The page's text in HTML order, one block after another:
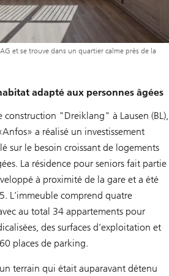
et se trouve dans un quartier calme près de la
adapté aux personnes âgées
"Dreiklang" à Lausen (BL),
a réalisé un investissement
sur le besoin croissant de logements
La résidence pour seniors fait partie
à proximité de la gare et a été
L’immeuble comprend quatre
au total 34 appartements pour
des surfaces d’exploitation et
places de parking.
terrain qui était auparavant détenu